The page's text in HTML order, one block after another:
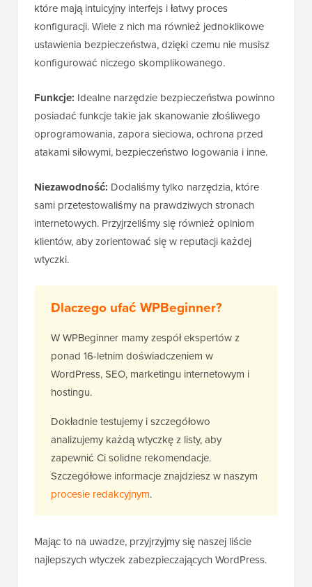
które mają intuicyjny interfejs i łatwy proces
konfiguracji. Wiele z nich ma również jednoklikowe
ustawienia bezpieczeństwa, dzięki czemu nie musisz
konfigurować niczego skomplikowanego.
Funkcje: Idealne narzędzie bezpieczeństwa powinno
posiadać funkcje takie jak skanowanie złośliwego
oprogramowania, zapora sieciowa, ochrona przed
atakami siłowymi, bezpieczeństwo logowania i inne.
Niezawodność: Dodaliśmy tylko narzędzia, które
sami przetestowaliśmy na prawdziwych stronach
internetowych. Przyjrzeliśmy się również opiniom
klientów, aby zorientować się w reputacji każdej
wtyczki.
Dlaczego ufać WPBeginner?
W WPBeginner mamy zespół ekspertów z
ponad 16-letnim doświadczeniem w
WordPress, SEO, marketingu internetowym i
hostingu.
Dokładnie testujemy i szczegółowo
analizujemy każdą wtyczkę z listy, aby
zapewnić Ci solidne rekomendacje.
Szczegółowe informacje znajdziesz w naszym
procesie redakcyjnym.
Mając to na uwadze, przyjrzyjmy się naszej liście
najlepszych wtyczek zabezpieczających WordPress.